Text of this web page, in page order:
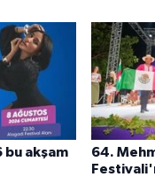
akşam
64.